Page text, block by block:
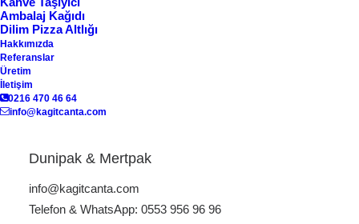
Ambalaj Kağıdı
Dilim Pizza Altlığı
Hakkımızda
Referanslar
Üretim
İletişim
0216 470 46 64
info@kagitcanta.com
Dunipak & Mertpak
info@kagitcanta.com
Telefon & WhatsApp: 0553 956 96 96
Ana Sayfa
Çikolata Kutusu CB-36
Dunipak, çikolata kutusu tasarımlarında premium